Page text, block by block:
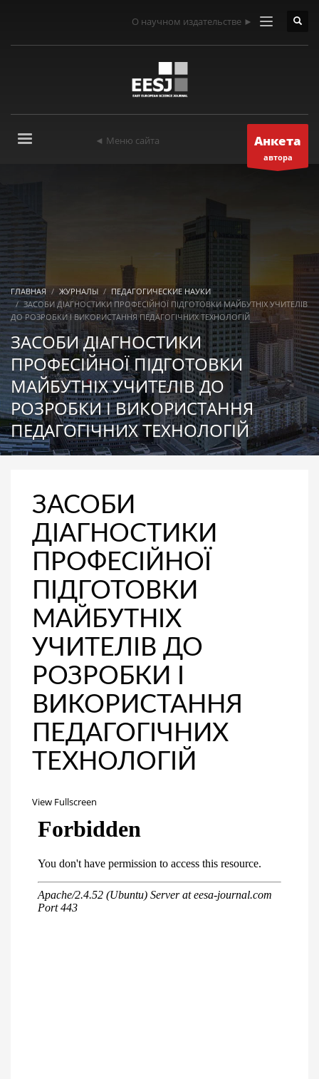
О научном издательстве ►
◄ Меню сайта Анкета
автора
ГЛАВНАЯ ЖУРНАЛЫ
ПЕДАГОГИЧЕСКИЕ НАУКИ
ЗАСОБИ ДІАГНОСТИКИ ПРОФЕСІЙНОЇ ПІДГОТОВКИ МАЙБУТНІХ УЧИТЕЛІВ
ДО РОЗРОБКИ І ВИКОРИСТАННЯ ПЕДАГОГІЧНИХ ТЕХНОЛОГІЙ
ЗАСОБИ ДІАГНОСТИКИ
ПРОФЕСІЙНОЇ ПІДГОТОВКИ
МАЙБУТНІХ УЧИТЕЛІВ ДО
РОЗРОБКИ І ВИКОРИСТАННЯ
ПЕДАГОГІЧНИХ ТЕХНОЛОГІЙ
ЗАСОБИ
ДІАГНОСТИКИ
ПРОФЕСІЙНОЇ
ПІДГОТОВКИ
МАЙБУТНІХ
УЧИТЕЛІВ ДО
РОЗРОБКИ І
ВИКОРИСТАННЯ
ПЕДАГОГІЧНИХ
ТЕХНОЛОГІЙ
View Fullscreen
PDF